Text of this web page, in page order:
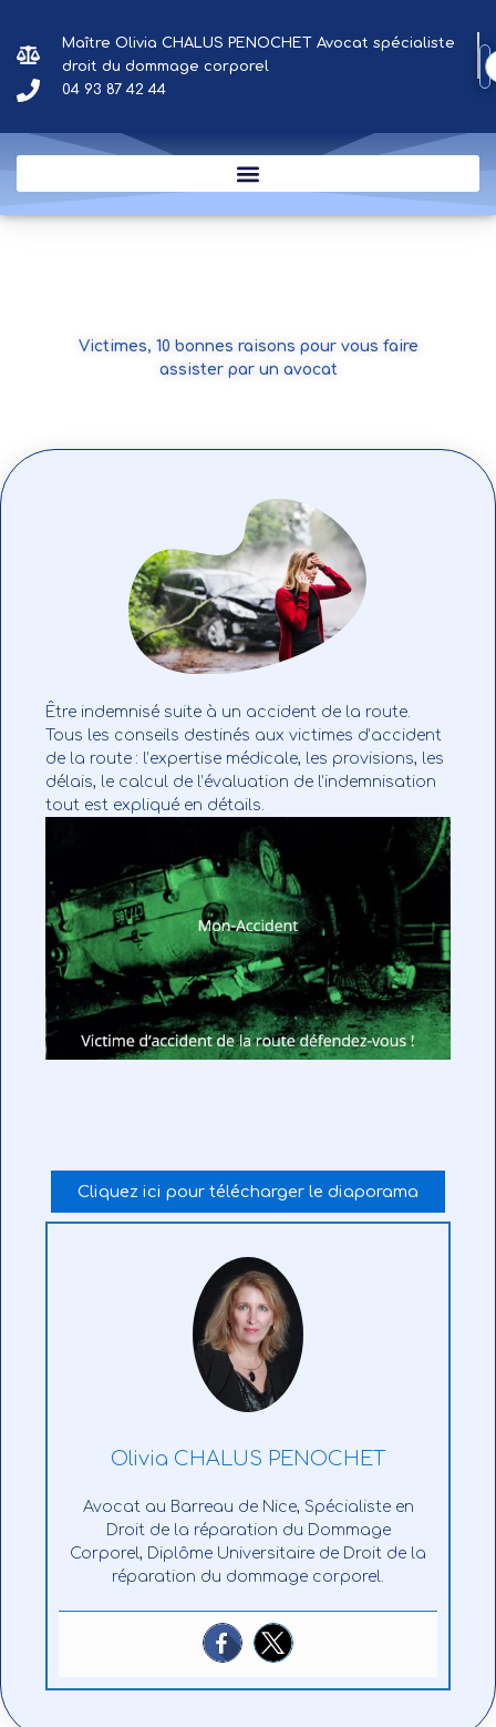
contenu
Maître Olivia CHALUS PENOCHET Avocat spécialiste
droit du dommage corporel
04 93 87 42 44
Victimes, 10 bonnes raisons pour vous faire
assister par un avocat
Être indemnisé suite à un accident de la route.
Tous les conseils destinés aux victimes d’accident
de la route : l’expertise médicale, les provisions, les
délais, le calcul de l’évaluation de l’indemnisation
tout est expliqué en détails.
Cliquez ici pour télécharger le diaporama
Olivia CHALUS PENOCHET
Avocat au Barreau de Nice, Spécialiste en
Droit de la réparation du Dommage
Corporel, Diplôme Universitaire de Droit de la
réparation du dommage corporel.